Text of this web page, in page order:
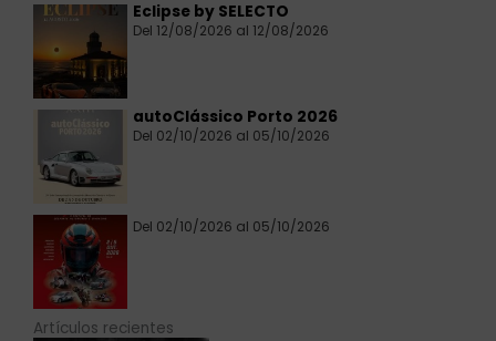
Eclipse by SELECTO
Del 12/08/2026 al 12/08/2026
autoClássico Porto 2026
Del 02/10/2026 al 05/10/2026
Del 02/10/2026 al 05/10/2026
Artículos recientes